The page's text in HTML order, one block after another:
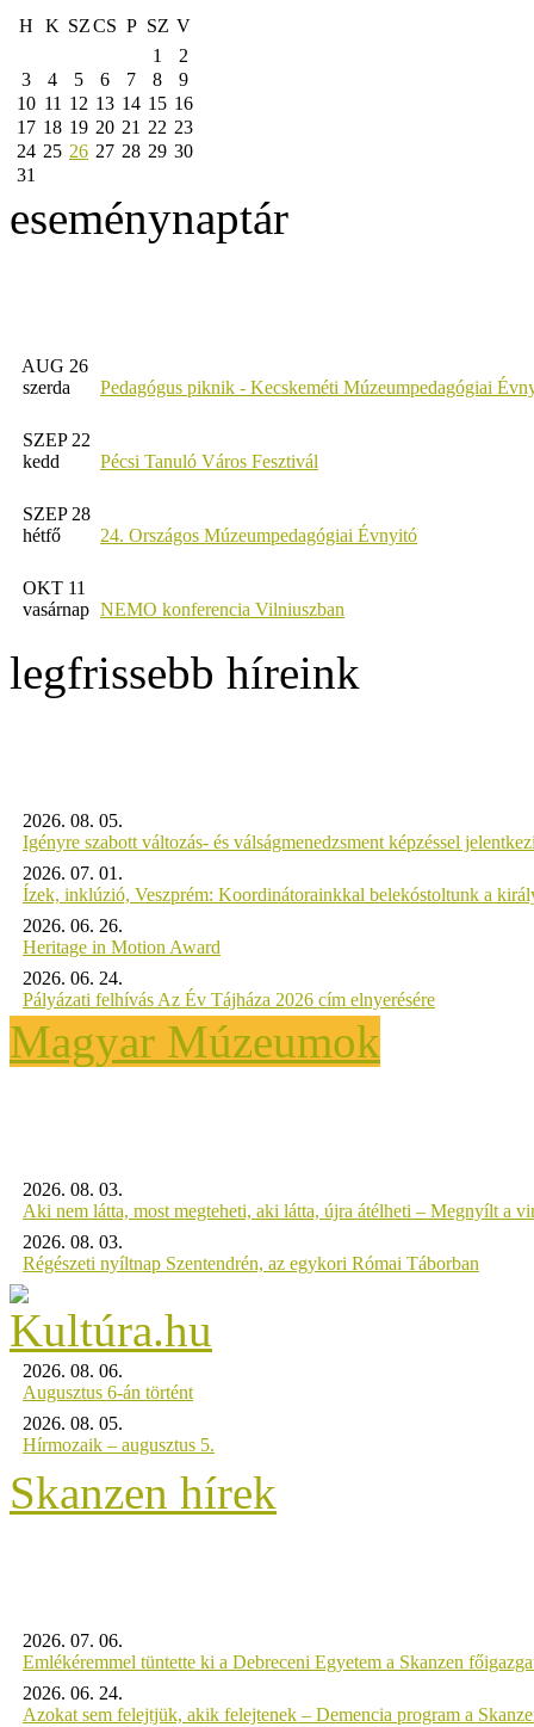
H K SZCS P SZ V
1
2
3
4 5 6 7 8
9
10 11 12 13 14 15 16
17 18 19 20 21 22 23
24 25 26 27 28 29 30
31
eseménynaptár
AUG 26
szerda
Pedagógus piknik - Kecskeméti Múzeumpedagógiai
SZEP 22
kedd
Pécsi Tanuló Város Fesztivál
SZEP 28
hétfő
24. Országos Múzeumpedagógiai Évnyitó
OKT 11
vasárnap NEMO konferencia Vilniuszban
legfrissebb híreink
2026. 08. 05.
Igényre szabott változás- és válságmenedzsment képzéssel
2026. 07. 01.
Ízek, inklúzió, Veszprém: Koordinátorainkkal belekóstoltunk a
2026. 06. 26.
Heritage in Motion Award
2026. 06. 24.
Pályázati felhívás Az Év Tájháza 2026 cím elnyerésére
Magyar Múzeumok
2026. 08. 03.
Aki nem látta, most megteheti, aki látta, újra átélheti – Megnyílt a
2026. 08. 03.
Régészeti nyíltnap Szentendrén, az egykori Római Táborban
2026. 08. 06.
Augusztus 6-án történt
2026. 08. 05.
Hírmozaik – augusztus 5.
Skanzen hírek
2026. 07. 06.
Emlékéremmel tüntette ki a Debreceni Egyetem a Skanzen
2026. 06. 24.
Azokat sem felejtjük, akik felejtenek – Demencia program a